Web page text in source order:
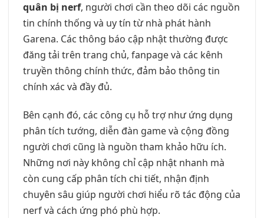
quân bị nerf, người chơi cần theo dõi các nguồn
tin chính thống và uy tín từ nhà phát hành
Garena. Các thông báo cập nhật thường được
đăng tải trên trang chủ, fanpage và các kênh
truyền thông chính thức, đảm bảo thông tin
chính xác và đầy đủ.
Bên cạnh đó, các công cụ hỗ trợ như ứng dụng
phân tích tướng, diễn đàn game và cộng đồng
người chơi cũng là nguồn tham khảo hữu ích.
Những nơi này không chỉ cập nhật nhanh mà
còn cung cấp phân tích chi tiết, nhận định
chuyên sâu giúp người chơi hiểu rõ tác động của
nerf và cách ứng phó phù hợp.